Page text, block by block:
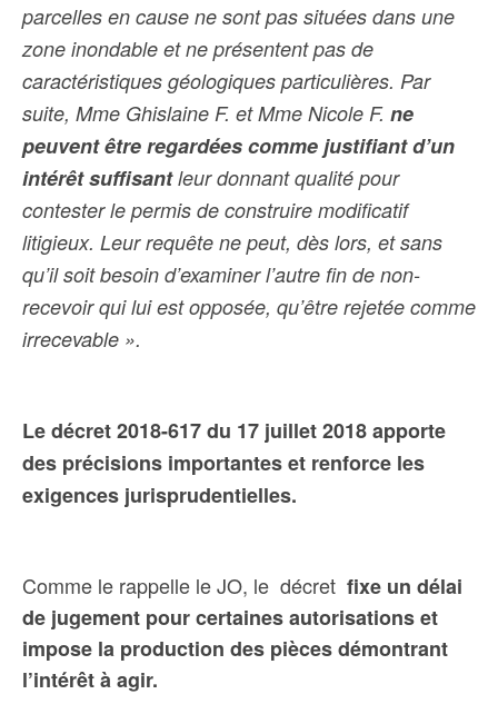
parcelles en cause ne sont pas situées dans une
zone inondable et ne présentent pas de
caractéristiques géologiques particulières. Par
suite, Mme Ghislaine F. et Mme Nicole F. ne
peuvent être regardées comme justifiant d’un
intérêt suffisantleur donnant qualité pour
contester le permis de construire modificatif
litigieux. Leur requête ne peut, dès lors, et sans
qu’il soit besoin d’examiner l’autre fin de non-
recevoir qui lui est opposée, qu’être rejetée comme
irrecevable ».
Le décret 2018-617 du 17 juillet 2018 apporte
des précisions importantes et renforce les
exigences jurisprudentielles.
Comme le rappelle le JO, le décret fixe un délai
de jugement pour certaines autorisations et
impose la production des pièces démontrant
l’intérêt à agir.